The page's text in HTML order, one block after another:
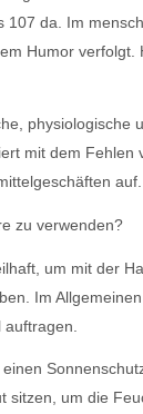
da. Im
Humor
mit dem
auf.
zu verwenden?
um mit der
Im
sitzen, um die